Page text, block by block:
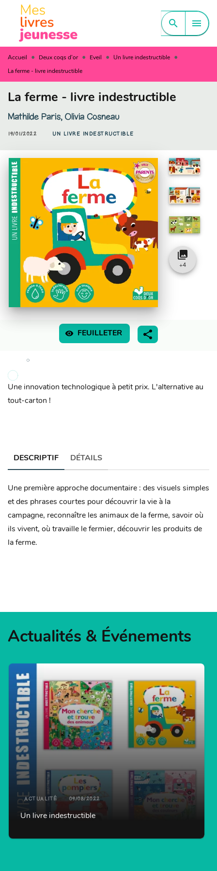
MENU CONTENU
PIED DE PAGE
search menu
Accueil • Deux coqs d'or • Eveil • Un livre indestructible •
La ferme - livre indestructible
La ferme - livre indestructible
Mathilde Paris, Olivia Cosneau
19/01/2022 UN LIVRE INDESTRUCTIBLE
visibility FEUILLETER
Une innovation technologique à petit prix. L'alternative au
tout-carton !
collections
+4
DESCRIPTIF DÉTAILS
Une première approche documentaire : des visuels simples
et des phrases courtes pour découvrir la vie à la
campagne, reconnaître les animaux de la ferme, savoir où
ils vivent, où travaille le fermier, découvrir les produits de
la ferme.
Actualités & Événements
ACTUALITÉ 09/08/2022
Un livre indestructible